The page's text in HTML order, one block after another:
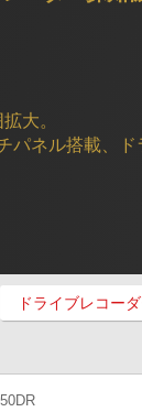
大。
パネル搭載、
ドライブレコー